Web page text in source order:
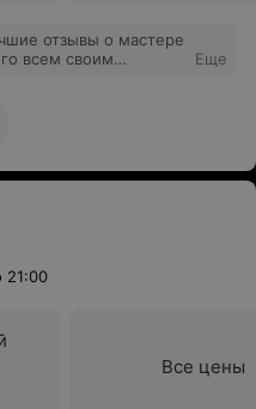
отзывы о мастере
всем своим
Еще
21:00
Все цены